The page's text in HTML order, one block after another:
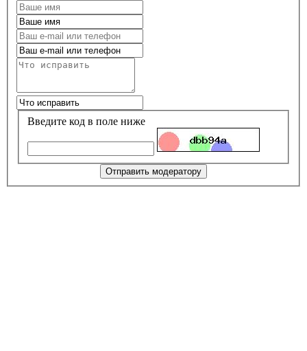
Введите код в поле ниже
Отправить модератору